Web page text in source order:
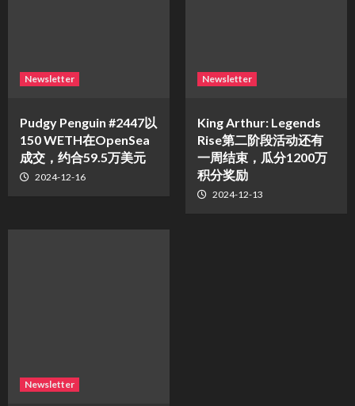
Newsletter
Pudgy Penguin #2447以
150 WETH在OpenSea
成交，约合59.5万美元
2024-12-16
Newsletter
King Arthur: Legends
Rise第二阶段活动还有
一周结束，瓜分1200万
积分奖励
2024-12-13
Newsletter